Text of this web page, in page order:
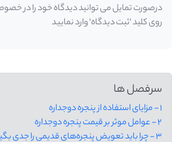
درصورت تمایل می توانید دیدگاه خود را در
روی کلید 'ثبت دیدگاه' وارد نمایید
سرفصل ها
1 - مزایای استفاده از پنجره دوجداره
2 - عوامل موثر بر قیمت پنجره دوجداره
3 - چرا باید تعویض پنجره‌های قدیمی را جدی بگیرید؟